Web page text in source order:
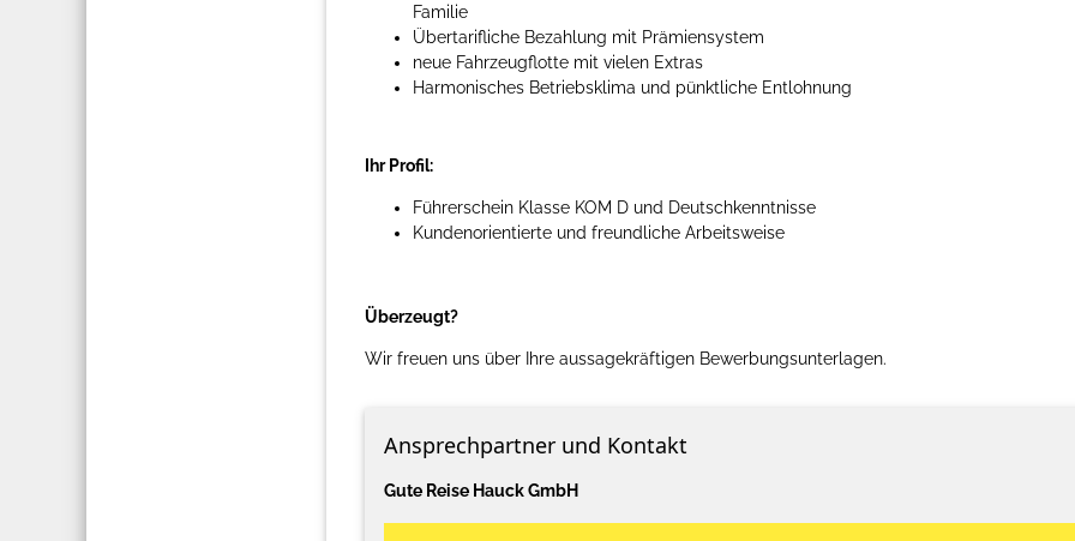
Familie
Übertarifliche Bezahlung mit Prämiensystem
neue Fahrzeugflotte mit vielen Extras
Harmonisches Betriebsklima und pünktliche Entlohnung
Ihr Profil:
Führerschein Klasse KOM D und Deutschkenntnisse
Kundenorientierte und freundliche Arbeitsweise
Überzeugt?
Wir freuen uns über Ihre aussagekräftigen Bewerbungsunterlagen.
Ansprechpartner und Kontakt
Gute Reise Hauck GmbH